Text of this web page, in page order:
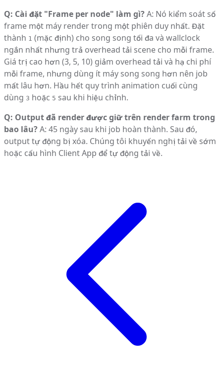
Q: Cài đặt "Frame per node" làm gì?A: Nó kiểm soát số
frame một máy render trong một phiên duy nhất. Đặt
thành 1 (mặc định) cho song song tối đa và wallclock
ngắn nhất nhưng trả overhead tải scene cho mỗi frame.
Giá trị cao hơn (3, 5, 10) giảm overhead tải và hạ chi phí
mỗi frame, nhưng dùng ít máy song song hơn nên job
mất lâu hơn. Hầu hết quy trình animation cuối cùng
dùng 3 hoặc 5 sau khi hiệu chỉnh.
Q: Output đã render được giữ trên render farm trong
bao lâu?A: 45 ngày sau khi job hoàn thành. Sau đó,
output tự động bị xóa. Chúng tôi khuyến nghị tải về sớm
hoặc cấu hình Client App để tự động tải về.